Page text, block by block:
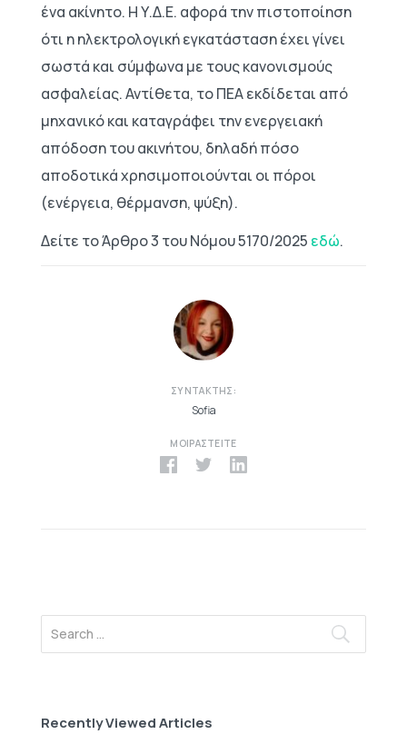
ένα ακίνητο. Η Υ.Δ.Ε. αφορά την πιστοποίηση
ότι η ηλεκτρολογική εγκατάσταση έχει γίνει
σωστά και σύμφωνα με τους κανονισμούς
ασφαλείας. Αντίθετα, το ΠΕΑ εκδίδεται από
μηχανικό και καταγράφει την ενεργειακή
απόδοση του ακινήτου, δηλαδή πόσο
αποδοτικά χρησιμοποιούνται οι πόροι
(ενέργεια, θέρμανση, ψύξη).
Δείτε το Άρθρο 3 του Νόμου 5170/2025 εδώ.
ΣΥΝΤΆΚΤΗΣ:
Sofia
ΜΟΙΡΑΣΤΕΊΤΕ
Recently Viewed Articles